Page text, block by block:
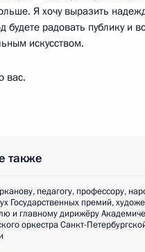
Я хочу выразить
будете радовать публику и
искусством.
вас.
также
педагогу, профессору,
Государственных премий,
и главному дирижёру
оркестра Санкт-